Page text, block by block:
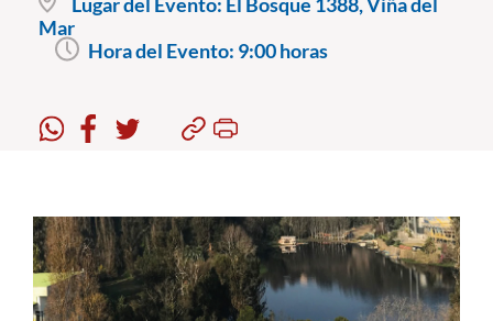
Pregrado
Postgrado
Formación Continua
Académicos
Funcionarios
Alumni
Mar
Hora del Evento: 9:00 horas